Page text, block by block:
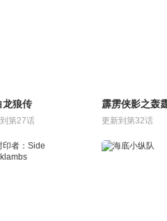
龙狼传
第27话
霹雳侠影之轰
更新到第32话